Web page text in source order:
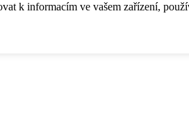
k informacím ve vašem zařízení,